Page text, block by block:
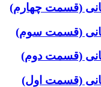
(قسمت چهارم)
(قسمت سوم)
(قسمت دوم)
(قسمت اول)